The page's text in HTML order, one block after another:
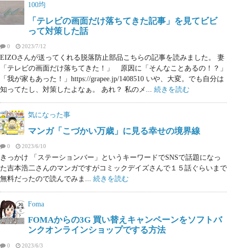
100均
「テレビの画面だけ落ちてきた記事」を見てビビ
って対策した話
0 2023/7/12
EIZOさんが送ってくれる脱落防止部品こちらの記事を読みました。 妻
「テレビの画面だけ落ちてきた！」 原因に「そんなことあるの！？」
「我が家もあった！」https://grapee.jp/1408510 いや、大変。でも自分は
知ってたし、対策したよなぁ。 あれ？ 私のメ... 続きを読む
気になった事
マンガ「こづかい万歳」に見る幸せの境界線
0 2023/6/10
きっかけ 「ステーションバー」というキーワードでSNSで話題になっ
た吉本浩二さんのマンガですがコミックデイズさんで１５話ぐらいまで
無料だったので読んでみま... 続きを読む
Foma
FOMAからの3G 買い替えキャンペーンをソフトバ
ンクオンラインショップでする方法
0 2023/6/3